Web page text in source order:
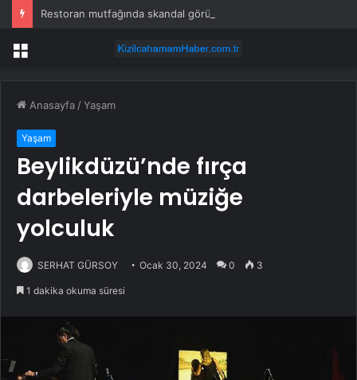
Menü
Anasayfa /Yaşam
Yaşam
Beylikdüzü’nde fırça
darbeleriyle müziğe
yolculuk
SERHAT GÜRSOY Ocak 30, 2024 0 3
1 dakika okuma süresi